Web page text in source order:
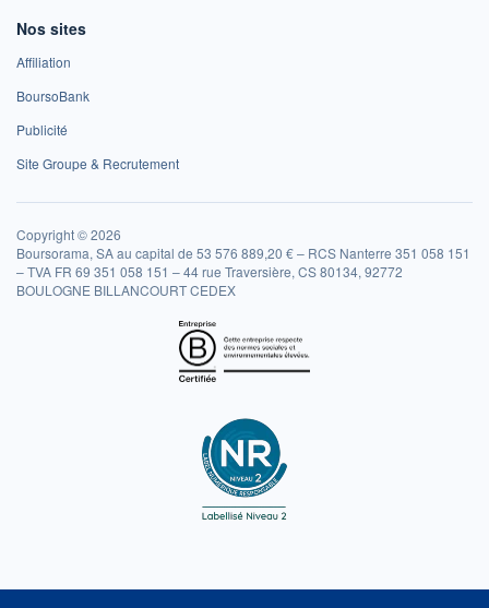
Nos sites
Affiliation
BoursoBank
Publicité
Site Groupe & Recrutement
Copyright © 2026
Boursorama, SA au capital de 53 576 889,20 € – RCS Nanterre 351 058 151
– TVA FR 69 351 058 151 – 44 rue Traversière, CS 80134, 92772
BOULOGNE BILLANCOURT CEDEX